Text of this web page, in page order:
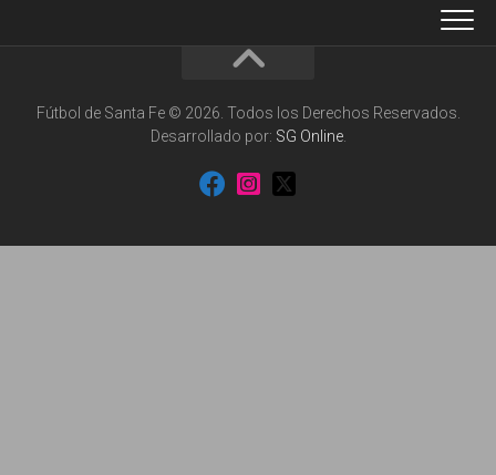
Fútbol de Santa Fe © 2026. Todos los Derechos Reservados.
Desarrollado por: SG Online.